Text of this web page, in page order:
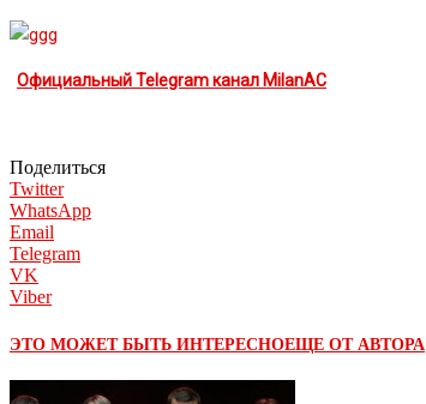
Официальный Telegram канал MilanAC
Поделиться
Twitter
WhatsApp
Email
Telegram
VK
Viber
ЭТО МОЖЕТ БЫТЬ ИНТЕРЕСНОЕЩЕ ОТ АВТОРА